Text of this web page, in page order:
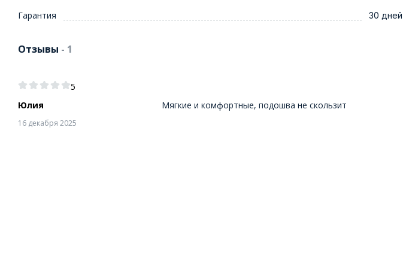
Гарантия 30 дней
Отзывы - 1
5
Юлия
16 декабря 2025
Мягкие и комфортные, подошва не скользит